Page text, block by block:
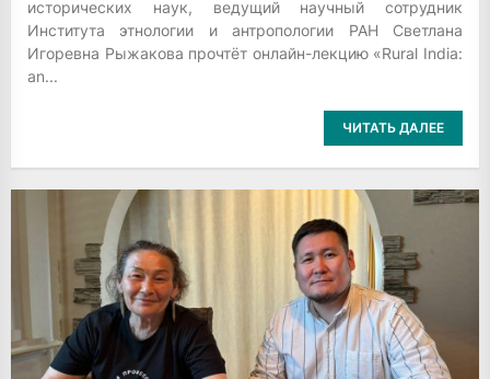
исторических наук, ведущий научный сотрудник
Института этнологии и антропологии РАН Светлана
Игоревна Рыжакова прочтёт онлайн-лекцию «Rural India:
an...
ЧИТАТЬ ДАЛЕЕ